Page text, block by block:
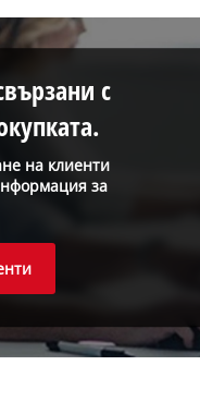
на клиенти
за
с